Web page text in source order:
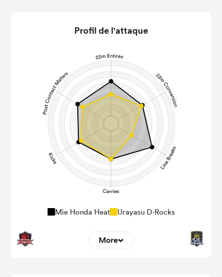
Profil de l'attaque
Mie Honda Heat Urayasu D-Rocks
More